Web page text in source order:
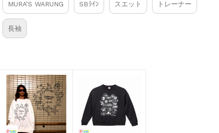
MURA’S WARUNG SBﾗｲﾝ スエット トレーナー
長袖